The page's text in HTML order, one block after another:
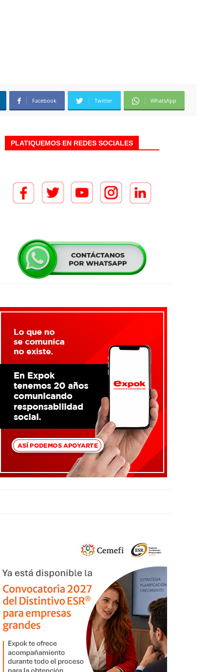
Facebook Twitter WhatsApp
PLATIQUEMOS EN REDES SOCIALES